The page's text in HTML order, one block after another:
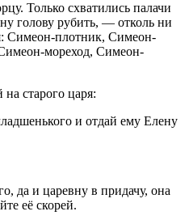
Только схватились палачи
голову рубить, — отколь ни
Симеон-плотник, Симеон-
мореход, Симеон-
старого царя:
и отдай ему Елену
да и царевну в придачу, она
её скорей.